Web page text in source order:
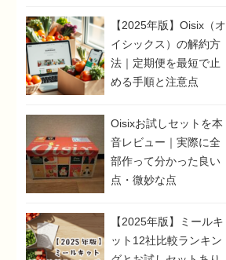
【2025年版】Oisix（オ
イシックス）の解約方
法｜定期便を最短で止
める手順と注意点
Oisixお試しセットを本
音レビュー｜実際に全
部作って分かった良い
点・微妙な点
【2025年版】ミールキ
ット12社比較ランキン